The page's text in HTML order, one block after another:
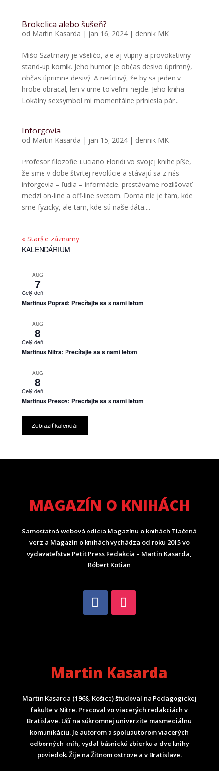
Brokolica alebo šušeň?
od Martin Kasarda | jan 16, 2024| dennik MK
Mišo Szatmary je všeličo, ale aj vtipný a provokatívny
stand-up komik. Jeho humor je občas desivo úprimný,
občas úprimne desivý. A neúctivý, že by sa jeden v
hrobe obracal, len v urne to veľmi nejde. Jeho kniha
Lokálny sexsymbol mi momentálne priniesla pár...
Inforgovia
od Martin Kasarda | jan 15, 2024| dennik MK
Profesor filozofie Luciano Floridi vo svojej knihe píše,
že sme v dobe štvrtej revolúcie a stávajú sa z nás
inforgovia – ľudia – informácie. prestávame rozlišovať
medzi on-line a off-line svetom. Doma nie je tam, kde
sme fyzicky, ale tam, kde sú naše dáta....
« Staršie záznamy
KALENDÁRIUM
AUG
7
Celý deň
Martinus Poprad: Prečítajte sa s nami letom
AUG
8
Celý deň
Martinus Nitra: Prečítajte sa s nami letom
AUG
8
Celý deň
Martinus Prešov: Prečítajte sa s nami letom
Zobraziť kalendár
MAGAZÍN O KNIHÁCH
Samostatná webová edícia Magazínu o knihách Tlačená
verzia Magazín o knihách vychádza od roku 2015 vo
vydavateľstve Petit Press Redakcia – Martin Kasarda,
Róbert Kotian
Martin Kasarda
Martin Kasarda (1968, Košice) študoval na Pedagogickej
fakulte v Nitre. Pracoval vo viacerých redakciách v
Bratislave. Učí na súkromnej univerzite masmediálnu
komunikáciu. Je autorom a spoluautorom viacerých
odborných kníh, vydal básnickú zbierku a dve knihy
poviedok. Žije na Žitnom ostrove a v Bratislave.